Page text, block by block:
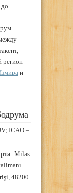
регион
и
ICAO –
: Milas
48200